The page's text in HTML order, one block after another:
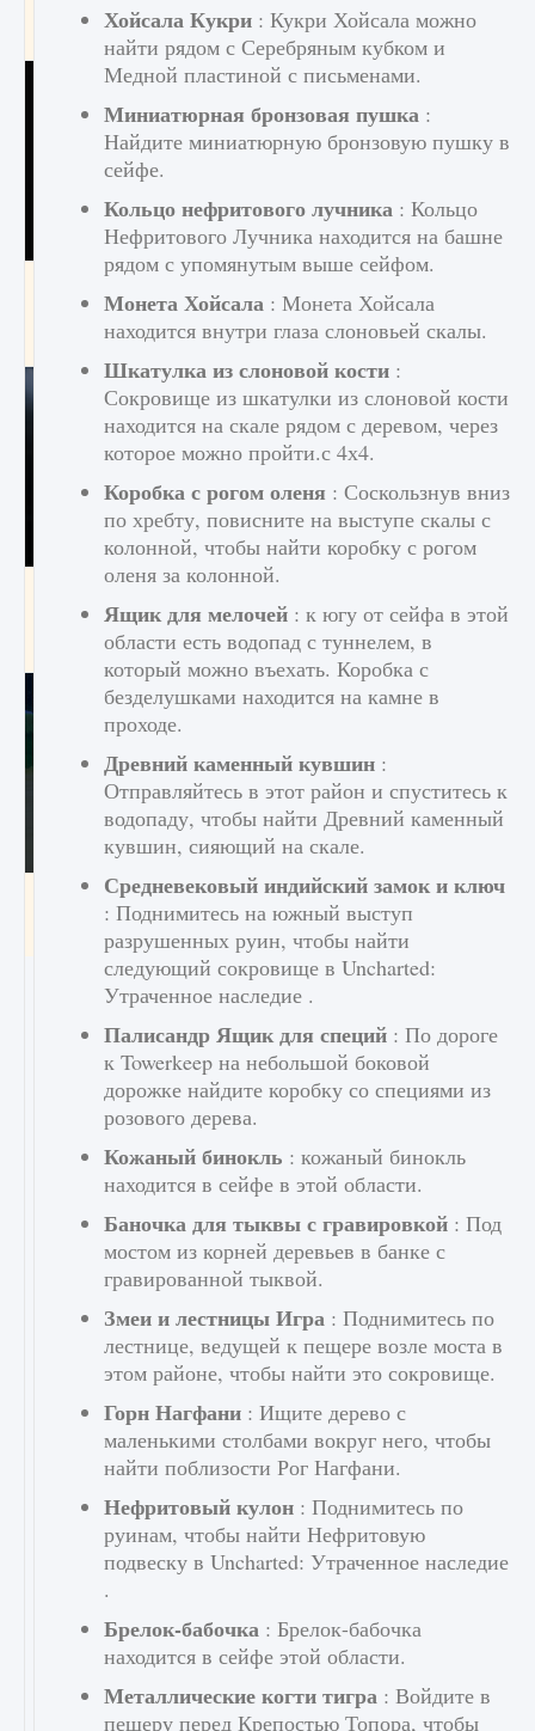
9 августа 2024 1 205
Как разблокировать чертеж счастливого
оружия в MW3 и Warzone
9 августа 2024 1 151 0 0
Все новые функции Ultimate Team в EA FC
9 августа 2024 1 297 0 0
Как включить чат в Fortnite
0
Хойсала Кукри : Кукри Хойсала можно
найти рядом с Серебряным кубком и
Медной пластиной с письменами.
Миниатюрная бронзовая пушка :
Найдите миниатюрную бронзовую пушку в
сейфе.
Кольцо нефритового лучника : Кольцо
Нефритового Лучника находится на башне
рядом с упомянутым выше сейфом.
Монета Хойсала : Монета Хойсала
находится внутри глаза слоновьей скалы.
Шкатулка из слоновой кости :
Сокровище из шкатулки из слоновой кости
находится на скале рядом с деревом, через
которое можно пройти.с 4х4.
Коробка с рогом оленя : Соскользнув вниз
по хребту, повисните на выступе скалы с
колонной, чтобы найти коробку с рогом
оленя за колонной.
Ящик для мелочей : к югу от сейфа в этой
области есть водопад с туннелем, в
который можно въехать. Коробка с
безделушками находится на камне в
проходе.
Древний каменный кувшин :
Отправляйтесь в этот район и спуститесь к
водопаду, чтобы найти Древний каменный
кувшин, сияющий на скале.
Средневековый индийский замок и ключ
: Поднимитесь на южный выступ
разрушенных руин, чтобы найти
следующий сокровище в Uncharted:
Утраченное наследие .
ПалисандрЯщик для специй : По дороге
к Towerkeep на небольшой боковой
дорожке найдите коробку со специями из
розового дерева.
Кожаный бинокль : кожаный бинокль
находится в сейфе в этой области.
Баночка для тыквы с гравировкой : Под
мостом из корней деревьев в банке с
гравированной тыквой.
Змеи и лестницы Игра : Поднимитесь по
лестнице, ведущей к пещере возле моста в
этом районе, чтобы найти это сокровище.
Горн Нагфани : Ищите дерево с
маленькими столбами вокруг него, чтобы
найти поблизости Рог Нагфани.
Нефритовый кулон : Поднимитесь по
руинам, чтобы найти Нефритовую
подвеску в Uncharted: Утраченное наследие
.
Брелок-бабочка : Брелок-бабочка
находится в сейфе этой области.
Металлические когти тигра : Войдите в
пещеру перед Крепостью Топора, чтобы